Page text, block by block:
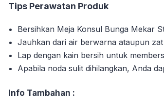
Tips Perawatan Produk
Bersihkan Meja Konsul Bunga Mekar
Jauhkan dari air berwarna ataupun zat
Lap dengan kain bersih untuk
Apabila noda sulit dihilangkan, Anda
Info Tambahan :